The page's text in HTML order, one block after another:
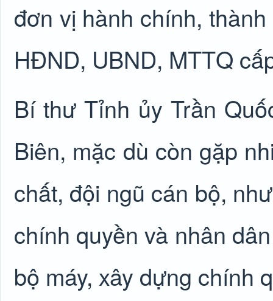
đơn vị hành chính,
HĐND, UBND, MTTQ
Bí thư Tỉnh ủy Trần
Biên, mặc dù còn gặp
chất, đội ngũ cán bộ,
chính quyền và nhân
bộ máy, xây dựng chính